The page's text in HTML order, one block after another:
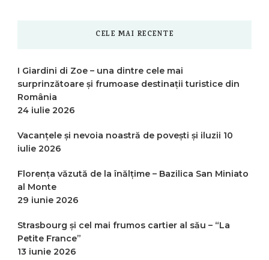
CELE MAI RECENTE
I Giardini di Zoe – una dintre cele mai
surprinzătoare și frumoase destinații turistice din
România
24 iulie 2026
Vacanțele și nevoia noastră de povești și iluzii 10
iulie 2026
Florența văzută de la înălțime – Bazilica San Miniato
al Monte
29 iunie 2026
Strasbourg și cel mai frumos cartier al său – “La
Petite France”
13 iunie 2026